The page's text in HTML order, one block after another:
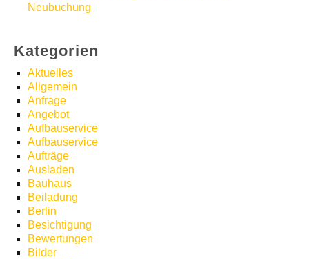
Neubuchung
Kategorien
Aktuelles
Allgemein
Anfrage
Angebot
Aufbauservice
Aufbauservice
Aufträge
Ausladen
Bauhaus
Beiladung
Berlin
Besichtigung
Bewertungen
Bilder